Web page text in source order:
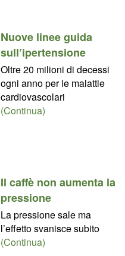
Nuove linee guida
sull’ipertensione
Oltre 20 milioni di decessi
ogni anno per le malattie
cardiovascolari
(Continua)
Il caffè non aumenta la
pressione
La pressione sale ma
l’effetto svanisce subito
(Continua)